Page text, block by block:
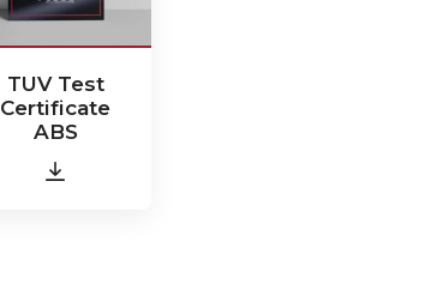
TUV Test
Certificate
ABS